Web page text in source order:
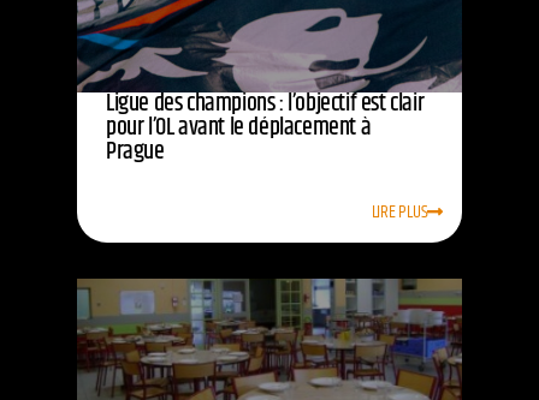
Ligue des champions : l’objectif est clair
pour l’OL avant le déplacement à
Prague
LIRE PLUS